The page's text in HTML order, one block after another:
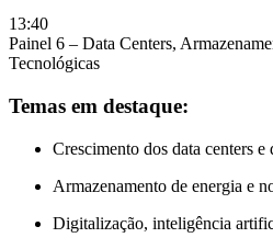
13:40
Painel 6 – Data Centers,
Tecnológicas
Temas em destaque:
Crescimento dos data centers e
Armazenamento de energia e
Digitalização, inteligência